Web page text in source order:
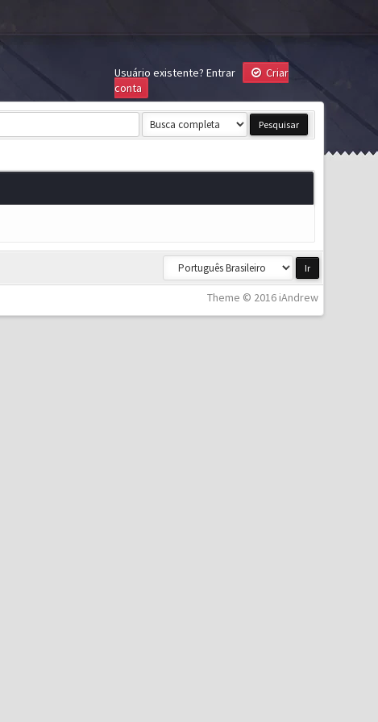
Usuário existente? Entrar
Criar
conta
Theme © 2016 iAndrew